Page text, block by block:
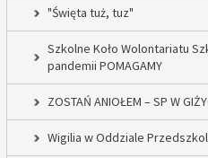
"Święta tuż, tuz"
Szkolne Koło Wolontariatu
pandemii POMAGAMY
ZOSTAŃ ANIOŁEM – SP W
Wigilia w Oddziale